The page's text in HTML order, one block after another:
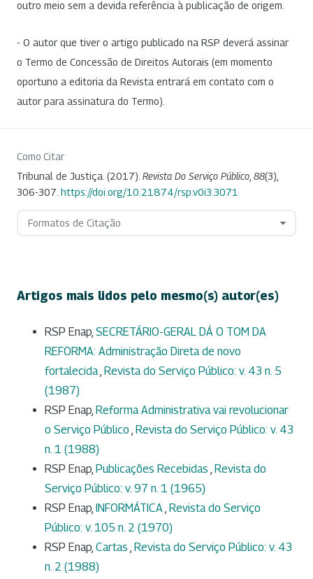
outro meio sem a devida referência à publicação de origem.
- O autor que tiver o artigo publicado na RSP deverá assinar
o Termo de Concessão de Direitos Autorais (em momento
oportuno a editoria da Revista entrará em contato com o
autor para assinatura do Termo).
Como Citar
Tribunal de Justiça. (2017). Revista Do Serviço Público 88(3),
306-307. https://doi.org/10.21874/rsp.v0i3.3071
Formatos de Citação
Artigos mais lidos pelo mesmo(s) autor(es)
RSP Enap, SECRETÁRIO-GERAL DÁ O TOM DA
REFORMA: Administração Direta de novo
fortalecida Revista do Serviço Público: v. 43 n. 5
(1987)
RSP Enap, Reforma Administrativa vai revolucionar
o Serviço Público Revista do Serviço Público: v. 43
n. 1 (1988)
RSP Enap, Publicações Recebidas Revista do
Serviço Público: v. 97 n. 1 (1965)
RSP Enap, INFORMÁTICA Revista do Serviço
Público: v. 105 n. 2 (1970)
RSP Enap, Cartas Revista do Serviço Público: v. 43
n. 2 (1988)